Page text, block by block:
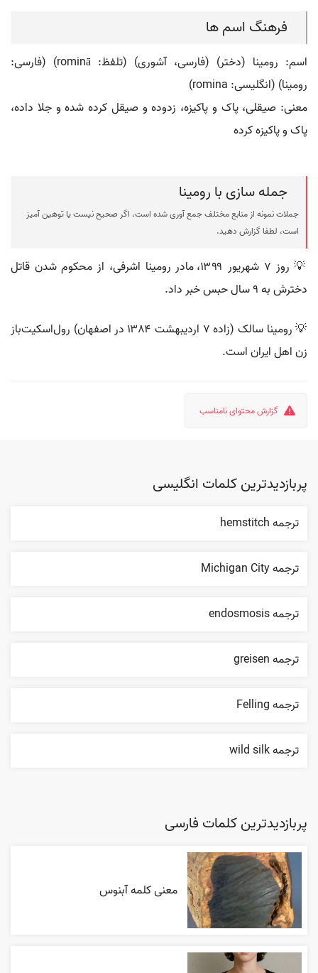
فرهنگ اسم ها
اسم: رومینا (دختر) (فارسی، آشوری) (تلفظ: rominā) (فارسی:
رومينا) (انگلیسی: romina)
معنی: صیقلی، پاک و پاکیزه، زدوده و صیقل کرده شده و جلا داده،
پاک و پاکیزه کرده
جمله سازی با رومینا
جملات نمونه از منابع مختلف جمع آوری شده است، اگر صحیح نیست یا توهین آمیز
است، لطفا گزارش دهید.
💡 روز ۷ شهریور ۱۳۹۹، مادر رومینا اشرفی، از محکوم شدن قاتل
دخترش به ۹ سال حبس خبر داد.
💡 رومینا سالک (زاده ۷ اردیبهشت ۱۳۸۴ در اصفهان) رول‌اسکیت‌باز
زن اهل ایران است.
گزارش محتوای نامناسب
پربازدیدترین کلمات انگلیسی
ترجمه hemstitch
ترجمه Michigan City
ترجمه endosmosis
ترجمه greisen
ترجمه Felling
ترجمه wild silk
پربازدیدترین کلمات فارسی
معنی کلمه آبنوس